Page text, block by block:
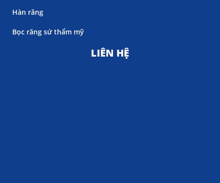
Hàn răng
Bọc răng sứ thẩm mỹ
LIÊN HỆ